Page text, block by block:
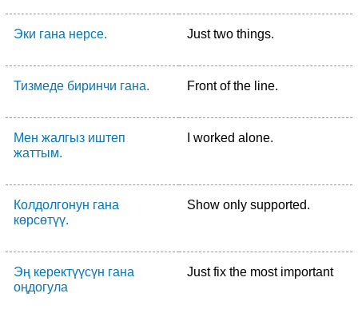
Эки гана нерсе. Just two things.
Тизмеде биринчи гана. Front of the line.
Мен жалгыз иштеп
жаттым.
I worked alone.
Колдолгонун гана
көрсөтүү.
Show only supported.
Эң керектүүсүн гана
оңдогула
Just fix the most important